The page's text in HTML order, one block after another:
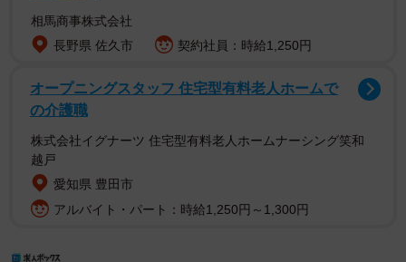
相馬商事株式会社
長野県 佐久市
契約社員：時給1,250円
オープニングスタッフ 住宅型有料老人ホームで
の介護職
株式会社イグナーツ 住宅型有料老人ホームナーシング笑和
越戸
愛知県 豊田市
アルバイト・パート：時給1,250円～1,300円